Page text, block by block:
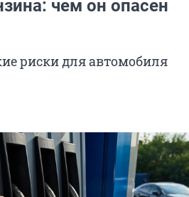
чем он опасен
риски для автомобиля